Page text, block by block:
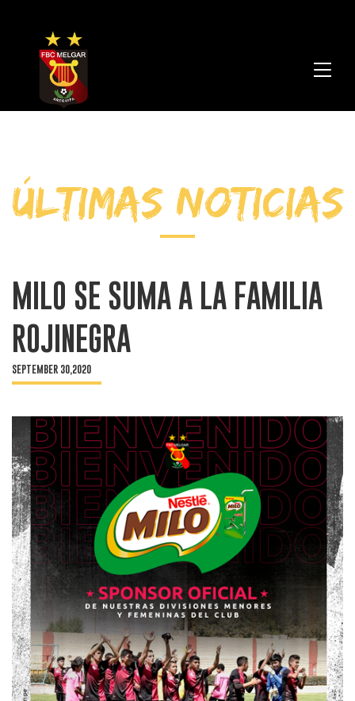
FBC
ÚLTIMAS NOTICIAS
MILO SE SUMA A LA FAMILIA
ROJINEGRA
SEPTEMBER 30,2020